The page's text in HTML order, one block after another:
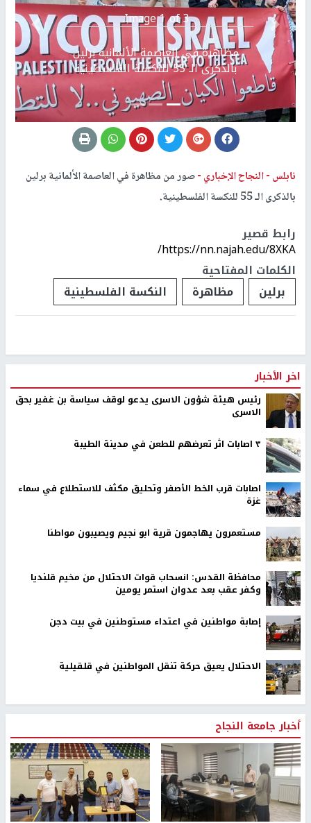
Image 1 of 3.
مظاهرة في العاصمة الألمانية برلين
بالذكرى الـ 55 للنكسة الفلسطينية
Previous التالي
نابلس -النجاح الإخباري -صور من مظاهرة في العاصمة الألمانية برلين
بالذكرى الـ 55 للنكسة الفلسطينية.
رابط قصير
https://nn.najah.edu/8XKA/
الكلمات المفتاحية
برلين
مظاهرة النكسة الفلسطينية
اخر الأخبار
رئيس هيئة شؤون الاسرى يدعو لوقف سياسة بن غفير بحق
الاسرى
٣ اصابات اثر تعرضهم للطعن في مدينة الطيبة
اصابات قرب الخط الأصفر وتحليق مكثف للاستطلاع في سماء
غزة
مستعمرون يهاجمون قرية ابو نجيم ويصيبون مواطنا
محافظة القدس: انسحاب قوات الاحتلال من مخيم قلنديا
وكفر عقب بعد عدوان استمر يومين
إصابة مواطنين في اعتداء مستوطنين في بيت دجن
الاحتلال يعيق حركة تنقل المواطنين في قلقيلية
أخبار جامعة النجاح